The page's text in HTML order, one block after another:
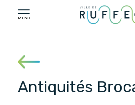
Antiquités